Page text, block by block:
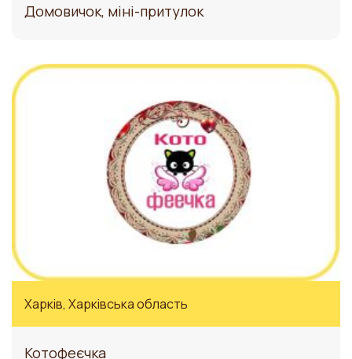
Домовичок, міні-притулок
Харків, Харківська область
Котофеєчка